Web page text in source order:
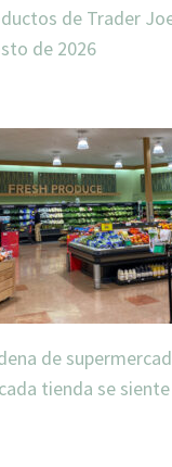
de Trader
de 2026
de
tienda se